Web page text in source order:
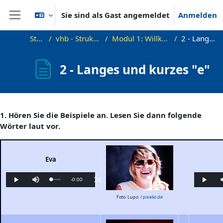
Zum Hauptinhalt
Website-Übersicht
Sie sind als Gast angemeldet Anmelden
Startseite vhb - Strukturen A2 Demokurs Modul 1: Willkommen in Deutschland! 2 - Langes und kurzes "e"
2 - Langes und kurzes "e"
1. Hören Sie die Beispiele an. Lesen Sie dann folgende
Wörter laut vor.
Eva
WiedergabeStumm
schalten
Geladen :
0%
Verbleibende
-0:00 1xWiedergabegeschwindigkeit
Foto: Lupo /pixelio.de